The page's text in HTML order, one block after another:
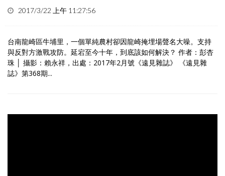
2017/3/22 上午 11:27:56
台南龍崎區牛埔里，一個單純農村卻因龍崎掩埋場聲名大噪。支持
與反對方激戰攻防。延宕至今十年，到底該如何解決？ 作者：彭杏
珠 │ 攝影：賴永祥，出處：2017年2月號《遠見雜誌》 《遠見雜
誌》第368期...